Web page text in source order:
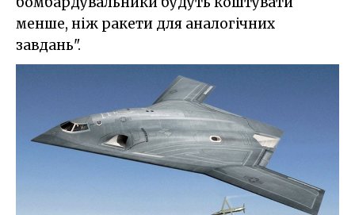
менше, ніж ракети для аналогічних
завдань".